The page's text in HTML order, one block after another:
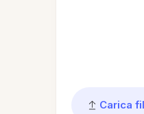
Carica